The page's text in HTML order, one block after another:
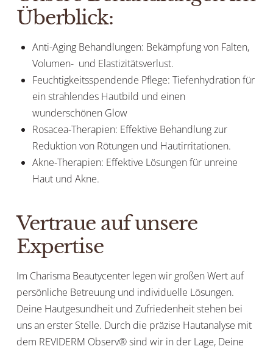
Überblick:
Anti-Aging Behandlungen: Bekämpfung von Falten,
Volumen- und Elastizitätsverlust.
Feuchtigkeitsspendende Pflege: Tiefenhydration für
ein strahlendes Hautbild und einen
wunderschönen Glow
Rosacea-Therapien: Effektive Behandlung zur
Reduktion von Rötungen und Hautirritationen.
Akne-Therapien: Effektive Lösungen für unreine
Haut und Akne.
Vertraue auf unsere
Expertise
Im Charisma Beautycenter legen wir großen Wert auf
persönliche Betreuung und individuelle Lösungen.
Deine Hautgesundheit und Zufriedenheit stehen bei
uns an erster Stelle. Durch die präzise Hautanalyse mit
dem REVIDERM Observ® sind wir in der Lage, Deine